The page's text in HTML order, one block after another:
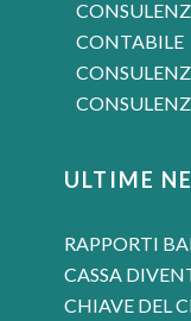
CONTABILE
ULTIME
RAPPORTI
CASSA
CHIAVE DEL